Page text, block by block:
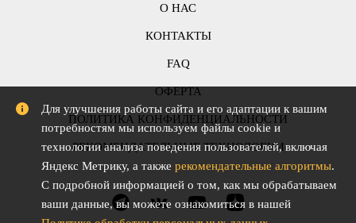
О НАС
КОНТАКТЫ
FAQ
ОФЕРТА
ПОЛИТИКА КОНФИДЕНЦИАЛЬНОСТИ
РЕКОМЕНДАТЕЛЬНЫЕ ТЕХНОЛОГИИ
Для улучшения работы сайта и его адаптации к вашим
потребностям мы используем файлы cookie и
технологии анализа поведения пользователей, включая
Яндекс Метрику, а также рекомендательные алгоритмы.
С подробной информацией о том, как мы обрабатываем
ваши данные, вы можете ознакомиться в нашей